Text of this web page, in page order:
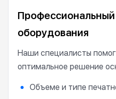
оборудования
Наши специалисты
оптимальное решение
Объеме и типе